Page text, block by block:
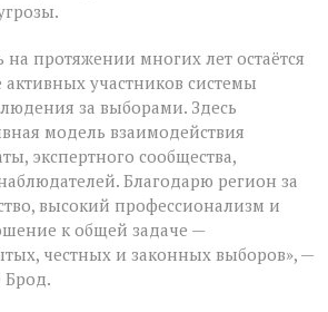
на протяжении многих лет остаётся
участников системы
за выборами. Здесь
модель взаимодействия
экспертного сообщества,
Благодарю регион за
высокий профессионализм и
к общей задаче —
честных и законных выборов», —
Брод.